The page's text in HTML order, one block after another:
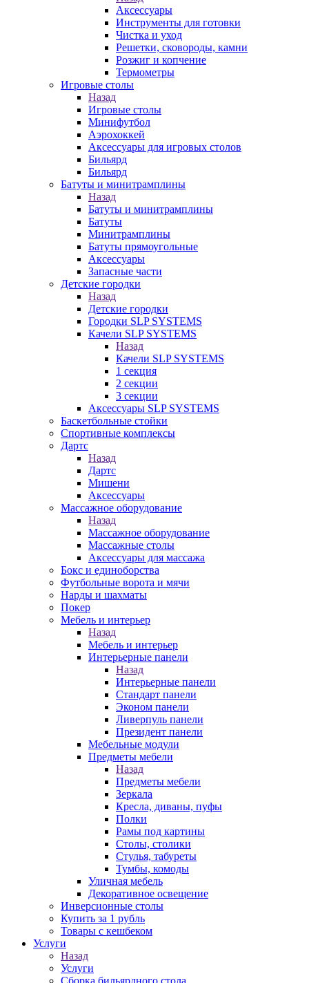
Аксессуары
Инструменты для готовки
Чистка и уход
Решетки, сковороды, камни
Розжиг и копчение
Термометры
Игровые столы
Назад
Игровые столы
Минифутбол
Аэрохоккей
Аксессуары для игровых столов
Бильяpд
Бильяpд
Батуты и минитрамплины
Назад
Батуты и минитрамплины
Батуты
Минитрамплины
Батуты прямоугольные
Аксессуары
Запасные части
Детские городки
Назад
Детские городки
Городки SLP SYSTEMS
Качели SLP SYSTEMS
Назад
Качели SLP SYSTEMS
1 секция
2 секции
3 секции
Аксессуары SLP SYSTEMS
Баскетбольные стойки
Спортивные комплексы
Дартс
Назад
Дартс
Мишени
Аксессуары
Массажное оборудование
Назад
Массажное оборудование
Массажные столы
Аксессуары для массажа
Бокс и единоборства
Футбольные ворота и мячи
Нарды и шахматы
Покер
Мебель и интерьер
Назад
Мебель и интерьер
Интерьерные панели
Назад
Интерьерные панели
Стандарт панели
Эконом панели
Ливерпуль панели
Президент панели
Мебельные модули
Предметы мебели
Назад
Предметы мебели
Зеркала
Кресла, диваны, пуфы
Полки
Рамы под картины
Столы, столики
Стулья, табуреты
Тумбы, комоды
Уличная мебель
Декоративное освещение
Инверсионные столы
Купить за 1 рубль
Товары с кешбеком
Услуги
Назад
Услуги
Сборка бильярдного стола